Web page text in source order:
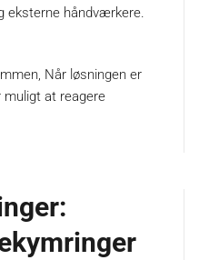
eksterne håndværkere.
Når løsningen er
muligt at reagere